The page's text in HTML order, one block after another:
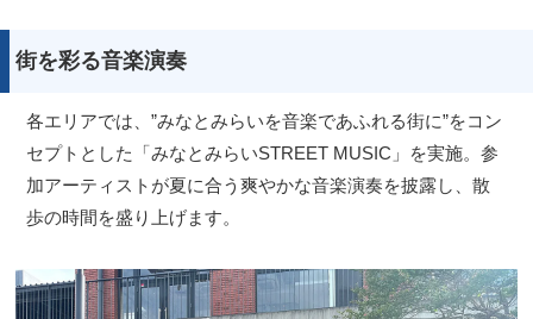
街を彩る音楽演奏
各エリアでは、”みなとみらいを音楽であふれる街に”をコン
セプトとした「みなとみらいSTREET MUSIC」を実施。参
加アーティストが夏に合う爽やかな音楽演奏を披露し、散
歩の時間を盛り上げます。